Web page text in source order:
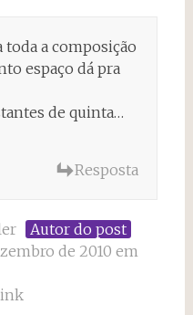
a composição
espaço dá pra
de quinta…
Resposta
Autor do post
de 2010 em